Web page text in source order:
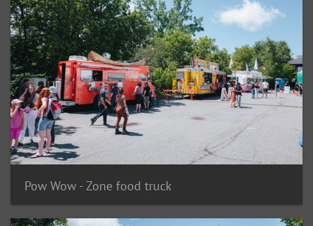
Pow Wow - Zone food truck